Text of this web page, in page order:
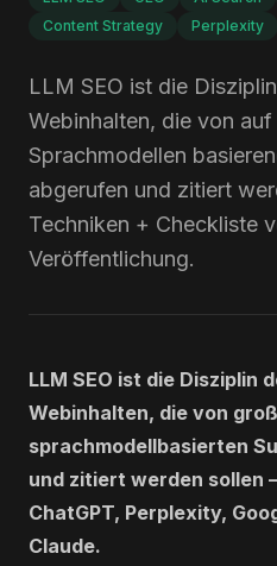
Content Strategy
Perplexity
LLM SEO ist die
Webinhalten, die von
Sprachmodellen
abgerufen und zitiert
Techniken + Checkliste
Veröffentlichung.
LLM SEO ist die Disziplin
Webinhalten, die von
sprachmodellbasierten
und zitiert werden sollen
ChatGPT, Perplexity,
Claude.